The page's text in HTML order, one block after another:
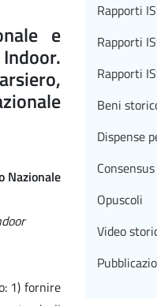
e
Nazionale
1) fornire
Rapporti
Rapporti
Rapporti
Beni
Dispense
Consensus
Opuscoli
Video